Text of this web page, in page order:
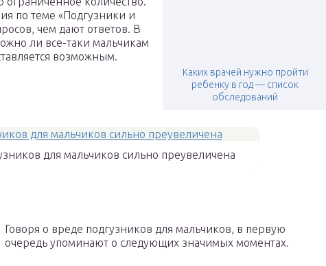
Каких врачей нужно пройти
ребенку в год — список
обследований
по теме «Подгузники и
чем дают ответов. В
ли все-таки мальчикам
возможным.
для мальчиков сильно преувеличена
Говоря о вреде подгузников для мальчиков, в первую
очередь упоминают о следующих значимых моментах.